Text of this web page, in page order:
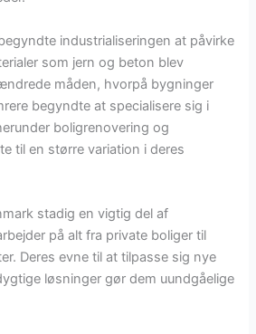
industrialiseringen at påvirke
som jern og beton blev
måden, hvorpå bygninger
begyndte at specialisere sig i
boligrenovering og
til en større variation i deres
stadig en vigtig del af
på alt fra private boliger til
Deres evne til at tilpasse sig nye
løsninger gør dem uundgåelige